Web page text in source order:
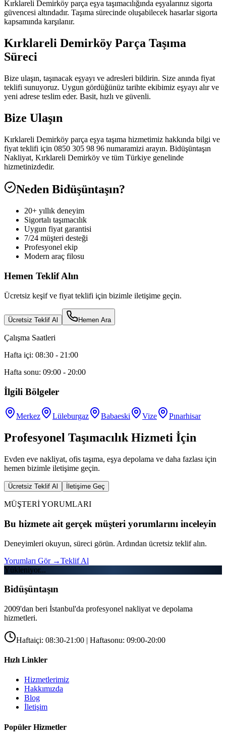
Kırklareli Demirköy parça eşya taşımacılığında eşyalarınız sigorta
güvencesi altındadır. Taşıma sürecinde oluşabilecek hasarlar sigorta
kapsamında karşılanır.
Kırklareli Demirköy Parça Taşıma
Süreci
Bize ulaşın, taşınacak eşyayı ve adresleri bildirin. Size anında fiyat
teklifi sunuyoruz. Uygun gördüğünüz tarihte ekibimiz eşyayı alır ve
yeni adrese teslim eder. Basit, hızlı ve güvenli.
Bize Ulaşın
Kırklareli Demirköy parça eşya taşıma hizmetimiz hakkında bilgi ve
fiyat teklifi için 0850 305 98 96 numaramizi arayın. Bidüşüntaşın
Nakliyat, Kırklareli Demirköy ve tüm Türkiye genelinde
hizmetinizdedir.
Neden Bidüşüntaşın?
20+ yıllık deneyim
Sigortalı taşımacılık
Uygun fiyat garantisi
7/24 müşteri desteği
Profesyonel ekip
Modern araç filosu
Hemen Teklif Alın
Ücretsiz keşif ve fiyat teklifi için bizimle iletişime geçin.
Ücretsiz Teklif Al Hemen Ara
Çalışma Saatleri
Hafta içi: 08:30 - 21:00
Hafta sonu: 09:00 - 20:00
İlgili Bölgeler
Merkez Lüleburgaz Babaeski Vize Pınarhisar
Profesyonel Taşımacılık Hizmeti İçin
Evden eve nakliyat, ofis taşıma, eşya depolama ve daha fazlası için
hemen bizimle iletişime geçin.
Ücretsiz Teklif Al İletişime Geç
MÜŞTERİ YORUMLARI
Bu hizmete ait gerçek müşteri yorumlarını inceleyin
Deneyimleri okuyun, süreci görün. Ardından ücretsiz teklif alın.
Yorumları Gör →Teklif Al
Yükleniyor...
Bidüşüntaşın
2009'dan beri İstanbul'da profesyonel nakliyat ve depolama
hizmetleri.
Haftaiçi: 08:30-21:00 | Haftasonu: 09:00-20:00
Hızlı Linkler
Hizmetlerimiz
Hakkımızda
Blog
İletişim
Popüler Hizmetler